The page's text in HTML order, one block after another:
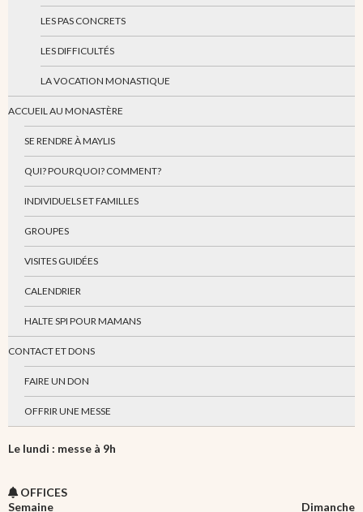
LES PAS CONCRETS
LES DIFFICULTÉS
LA VOCATION MONASTIQUE
ACCUEIL AU MONASTÈRE
SE RENDRE À MAYLIS
QUI? POURQUOI? COMMENT?
INDIVIDUELS ET FAMILLES
GROUPES
VISITES GUIDÉES
CALENDRIER
HALTE SPI POUR MAMANS
CONTACT ET DONS
FAIRE UN DON
OFFRIR UNE MESSE
Le lundi : messe à 9h
OFFICES
Semaine
Dimanche